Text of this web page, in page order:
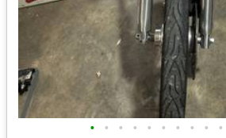
• • • • • • • • • •